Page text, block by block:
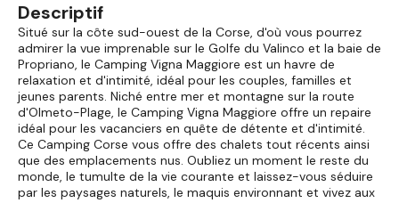
Descriptif
Situé sur la côte sud-ouest de la Corse, d'où vous pourrez
admirer la vue imprenable sur le Golfe du Valinco et la baie de
Propriano, le Camping Vigna Maggiore est un havre de
relaxation et d'intimité, idéal pour les couples, familles et
jeunes parents. Niché entre mer et montagne sur la route
d'Olmeto-Plage, le Camping Vigna Maggiore offre un repaire
idéal pour les vacanciers en quête de détente et d'intimité.
Ce Camping Corse vous offre des chalets tout récents ainsi
que des emplacements nus. Oubliez un moment le reste du
monde, le tumulte de la vie courante et laissez-vous séduire
par les paysages naturels, le maquis environnant et vivez aux